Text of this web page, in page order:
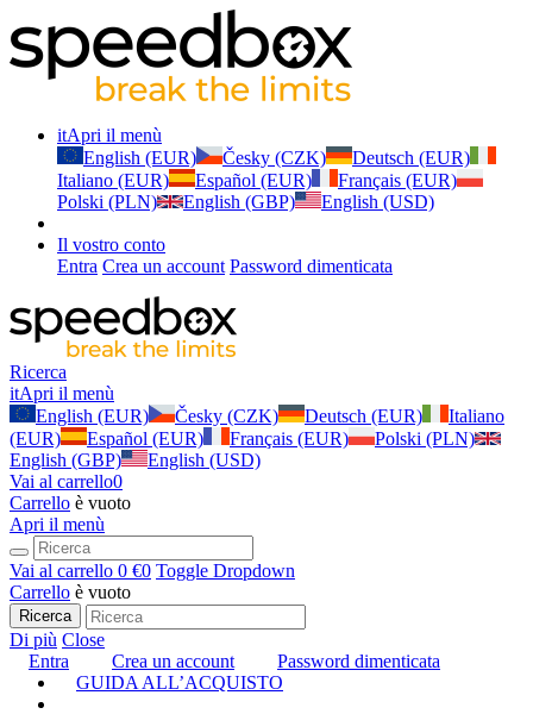
itApri il menù
English (EUR)
Česky (CZK)
Deutsch (EUR)
Italiano (EUR)
Español (EUR)
Français (EUR)
Polski (PLN)
English (GBP) English (USD)
Il vostro conto
Entra Crea un account Password dimenticata
Ricerca
itApri il menù
English (EUR)
Česky (CZK) Deutsch (EUR)
Italiano
(EUR)
Español (EUR) Français (EUR)
Polski (PLN)
English (GBP)
English (USD)
Vai al carrello0
Carrello è vuoto
Apri il menù
Vai al carrello 0 €0 Toggle Dropdown
Carrello è vuoto
Ricerca
Di più Close
Entra
Crea un account
Password dimenticata
GUIDA ALL’ACQUISTO